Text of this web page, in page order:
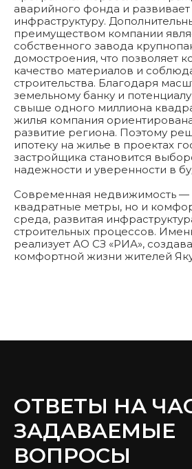
аварийного фонда и
инфраструктуру.
преимуществом компании
собственного завода
домостроения, что позволяет
качество материалов и
строительства. Благодаря
земельному банку и потенциалу
свыше одного миллиона
жилья компания
развитие региона. Поэтому
ипотеку на жилье в проектах
застройщика становится
надежности и уверенности в
Современная недвижимость —
квадратные метры, но и
среда, развитая
строительных процессов.
реализует АО СЗ «РИА»,
комфортной жизни жителей
ОТВЕТЫ НА
ЗАДАВАЕМЫЕ
ВОПРОСЫ